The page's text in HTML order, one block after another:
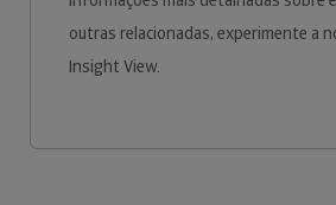
outras relacionadas, experimente a
Insight View.